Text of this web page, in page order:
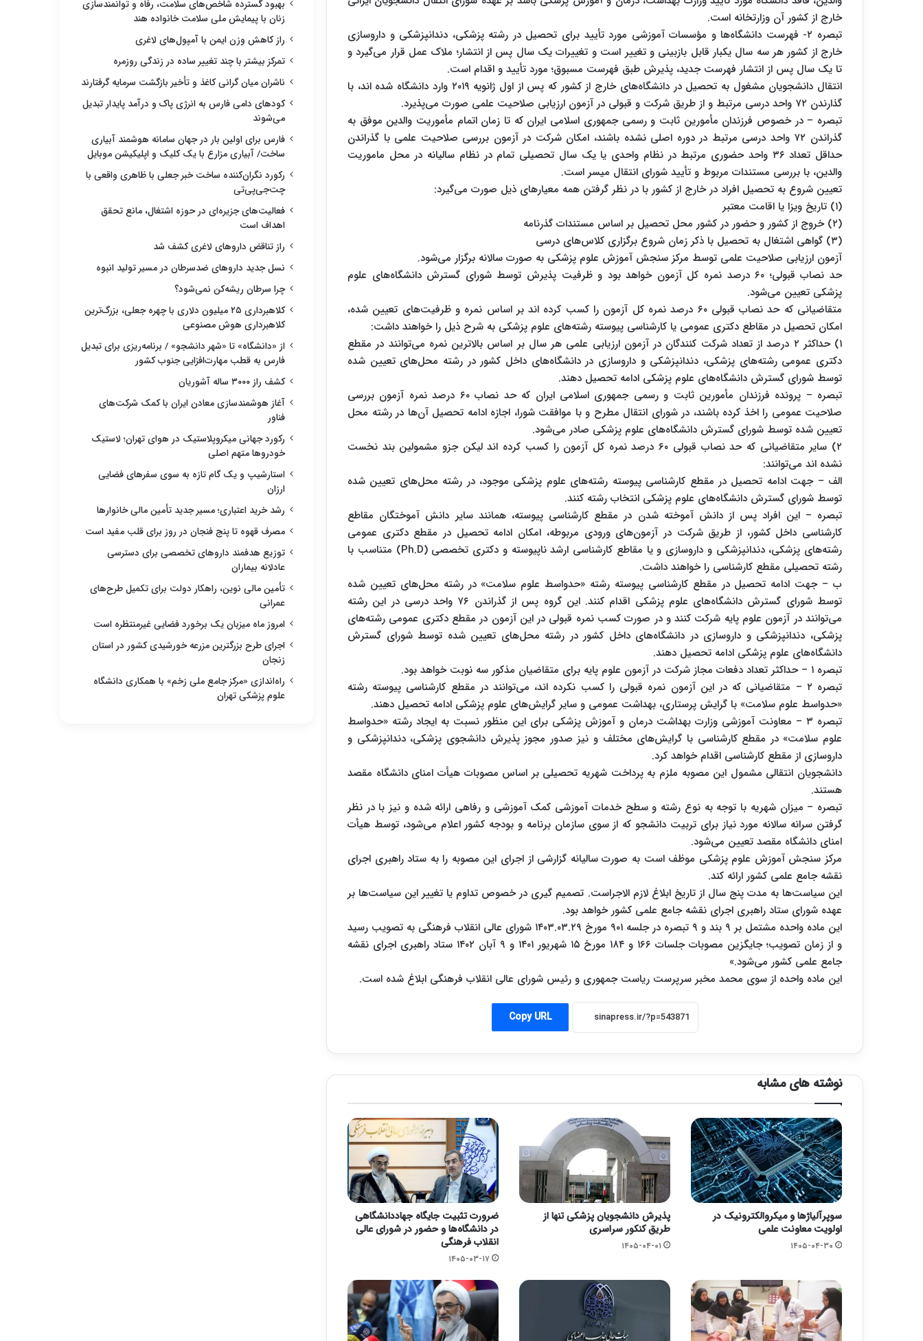
خارج از کشور آن وزارتخانه است.
تبصره ۲- فهرست دانشگاه‌ها و مؤسسات آموزشی مورد تأیید برای تحصیل در رشته پزشکی، دندانپزشکی و داروسازی
خارج از کشور هر سه سال یکبار قابل بازبینی و تغییر است و تغییرات یک سال پس از انتشار؛ ملاک عمل قرار می‌گیرد و
تا یک سال پس از انتشار فهرست جدید، پذیرش طبق فهرست مسبوق؛ مورد تأیید و اقدام است.
انتقال دانشجویان مشغول به تحصیل در دانشگاه‌های خارج از کشور که پس از اول ژانویه ۲۰۱۹ وارد دانشگاه شده اند، با
گذارندن ۷۲ واحد درسی مرتبط و از طریق شرکت و قبولی در آزمون ارزیابی صلاحیت علمی صورت می‌پذیرد.
تبصره – در خصوص فرزندان مأمورین ثابت و رسمی جمهوری اسلامی ایران که تا زمان اتمام مأموریت والدین موفق به
گذراندن ۷۲ واحد درسی مرتبط در دوره اصلی نشده باشند، امکان شرکت در آزمون بررسی صلاحیت علمی با گذراندن
حداقل تعداد ۳۶ واحد حضوری مرتبط در نظام واحدی یا یک سال تحصیلی تمام در نظام سالیانه در محل ماموریت
والدین، با بررسی مستندات مربوط و تأیید شورای انتقال میسر است.
تعیین شروع به تحصیل افراد در خارج از کشور با در نظر گرفتن همه معیار‌های ذیل صورت می‌گیرد:
(۱) تاریخ ویزا یا اقامت معتبر
(۲) خروج از کشور و حضور در کشور محل تحصیل بر اساس مستندات گذرنامه
(۳) گواهی اشتغال به تحصیل با ذکر زمان شروع برگزاری کلاس‌های درسی
آزمون ارزیابی صلاحیت علمی توسط مرکز سنجش آموزش علوم پزشکی به صورت سالانه برگزار می‌شود.
حد نصاب قبولی؛ ۶۰ درصد نمره کل آزمون خواهد بود و ظرفیت پذیرش توسط شورای گسترش دانشگاه‌های علوم
پزشکی تعیین می‌شود.
متقاضیانی که حد نصاب قبولی ۶۰ درصد نمره کل آزمون را کسب کرده اند بر اساس نمره و ظرفیت‌های تعیین شده،
امکان تحصیل در مقاطع دکتری عمومی یا کارشناسی پیوسته رشته‌های علوم پزشکی به شرح ذیل را خواهند داشت:
۱) حداکثر ۲ درصد از تعداد شرکت کنندگان در آزمون ارزیابی علمی هر سال بر اساس بالاترین نمره می‌توانند در مقطع
دکتری عمومی رشته‌های پزشکی، دندانپزشکی و داروسازی در دانشگاه‌های داخل کشور در رشته محل‌های تعیین شده
توسط شورای گسترش دانشگاه‌های علوم پزشکی ادامه تحصیل دهند.
تبصره – پرونده فرزندان مأمورین ثابت و رسمی جمهوری اسلامی ایران که حد نصاب ۶۰ درصد نمره آزمون بررسی
صلاحیت عمومی را اخذ کرده باشند، در شورای انتقال مطرح و با موافقت شورا، اجازه ادامه تحصیل آن‌ها در رشته محل
تعیین شده توسط شورای گسترش دانشگاه‌های علوم پزشکی صادر می‌شود.
۲) سایر متقاضیانی که حد نصاب قبولی ۶۰ درصد نمره کل آزمون را کسب کرده اند لیکن جزو مشمولین بند نخست
نشده اند می‌توانند:
الف – جهت ادامه تحصیل در مقطع کارشناسی پیوسته رشته‌های علوم پزشکی موجود، در رشته محل‌های تعیین شده
توسط شورای گسترش دانشگاه‌های علوم پزشکی انتخاب رشته کنند.
تبصره – این افراد پس از دانش آموخته شدن در مقطع کارشناسی پیوسته، همانند سایر دانش آموختگان مقاطع
کارشناسی داخل کشور، از طریق شرکت در آزمون‌های ورودی مربوطه، امکان ادامه تحصیل در مقطع دکتری عمومی
رشته‌های پزشکی، دندانپزشکی و داروسازی و یا مقاطع کارشناسی ارشد ناپیوسته و دکتری تخصصی (Ph.D) متناسب با
رشته تحصیلی مقطع کارشناسی را خواهند داشت.
ب – جهت ادامه تحصیل در مقطع کارشناسی پیوسته رشته «حدواسط علوم سلامت» در رشته محل‌های تعیین شده
توسط شورای گسترش دانشگاه‌های علوم پزشکی اقدام کنند. این گروه پس از گذراندن ۷۶ واحد درسی در این رشته
می‌توانند در آزمون علوم پایه شرکت کنند و در صورت کسب نمره قبولی در این آزمون در مقطع دکتری عمومی رشته‌های
پزشکی، دندانپزشکی و داروسازی در دانشگاه‌های داخل کشور در رشته محل‌های تعیین شده توسط شورای گسترش
دانشگاه‌های علوم پزشکی ادامه تحصیل دهند.
تبصره ۱ – حداکثر تعداد دفعات مجاز شرکت در آزمون علوم پایه برای متقاضیان مذکور سه نوبت خواهد بود.
تبصره ۲ – متقاضیانی که در این آزمون نمره قبولی را کسب نکرده اند، می‌توانند در مقطع کارشناسی پیوسته رشته
«حدواسط علوم سلامت» با گرایش پرستاری، بهداشت عمومی و سایر گرایش‌های علوم پزشکی ادامه تحصیل دهند.
تبصره ۳ – معاونت آموزشی وزارت بهداشت درمان و آموزش پزشکی برای این منظور نسبت به ایجاد رشته «حدواسط
علوم سلامت» در مقطع کارشناسی با گرایش‌های مختلف و نیز صدور مجوز پذیرش دانشجوی پزشکی، دندانپزشکی و
داروسازی از مقطع کارشناسی اقدام خواهد کرد.
دانشجویان انتقالی مشمول این مصوبه ملزم به پرداخت شهریه تحصیلی بر اساس مصوبات هیأت امنای دانشگاه مقصد
هستند.
تبصره – میزان شهریه با توجه به نوع رشته و سطح خدمات آموزشی کمک آموزشی و رفاهی ارائه شده و نیز با در نظر
گرفتن سرانه سالانه مورد نیاز برای تربیت دانشجو که از سوی سازمان برنامه و بودجه کشور اعلام می‌شود، توسط هیأت
امنای دانشگاه مقصد تعیین می‌شود.
مرکز سنجش آموزش علوم پزشکی موظف است به صورت سالیانه گزارشی از اجرای این مصوبه را به ستاد راهبری اجرای
نقشه جامع علمی کشور ارائه کند.
این سیاست‌ها به مدت پنج سال از تاریخ ابلاغ لازم الاجراست. تصمیم گیری در خصوص تداوم یا تغییر این سیاست‌ها بر
عهده شورای ستاد راهبری اجرای نقشه جامع علمی کشور خواهد بود.
این ماده واحده مشتمل بر ۹ بند و ۹ تبصره در جلسه ۹۰۱ مورخ ۱۴۰۳.۰۳.۲۹ شورای عالی انقلاب فرهنگی به تصویب رسید
و از زمان تصویب؛ جایگزین مصوبات جلسات ۱۶۶ و ۱۸۴ مورخ ۱۵ شهریور ۱۴۰۱ و ۹ آبان ۱۴۰۲ ستاد راهبری اجرای نقشه
جامع علمی کشور می‌شود.»
این ماده واحده از سوی محمد مخبر سرپرست ریاست جمهوری و رئیس شورای عالی انقلاب فرهنگی ابلاغ شده است.
Copy URL
نوشته های مشابه
سوپرآلیاژها و میکروالکترونیک در
اولویت معاونت علمی
۱۴۰۵-۰۴-۳۰
پذیرش دانشجویان پزشکی تنها از
طریق کنکور سراسری
۱۴۰۵-۰۴-۰۱
ضرورت تثبیت جایگاه جهاددانشگاهی
در دانشگاه‌ها و حضور در شورای عالی
انقلاب فرهنگی
۱۴۰۵-۰۳-۱۷
بهبود گسترده شاخص‌های سلامت، رفاه و توانمندسازی
زنان با پیمایش ملی سلامت خانواده هند
راز کاهش وزن ایمن با آمپول‌های لاغری
تمرکز بیشتر با چند تغییر ساده در زندگی روزمره
ناشران میان گرانی کاغذ و تأخیر بازگشت سرمایه گرفتارند
کودهای دامی فارس به انرژی پاک و درآمد پایدار تبدیل
می‌شوند
فارس برای اولین بار در جهان سامانه هوشمند آبیاری
ساخت/ آبیاری مزارع با یک کلیک و اپلیکیشن موبایل
رکورد نگران‌کننده ساخت خبر جعلی با ظاهری واقعی با
چت‌جی‌پی‌تی
فعالیت‌های جزیره‌ای در حوزه اشتغال، مانع تحقق
اهداف است
راز تناقض داروهای لاغری کشف شد
نسل جدید داروهای ضدسرطان در مسیر تولید انبوه
چرا سرطان ریشه‌کن نمی‌شود؟
کلاهبرداری ۲۵ میلیون دلاری با چهره جعلی، بزرگ‌ترین
کلاهبرداری هوش مصنوعی
از «دانشگاه» تا «شهر دانشجو» / برنامه‌ریزی برای تبدیل
فارس به قطب مهارت‌افزایی جنوب کشور
کشف راز ۳۰۰۰ ساله آشوریان
آغاز هوشمندسازی معادن ایران با کمک شرکت‌های
فناور
رکورد جهانی میکروپلاستیک در هوای تهران؛ لاستیک
خودروها متهم اصلی
استارشیپ و یک گام تازه به سوی سفرهای فضایی
ارزان
رشد خرید اعتباری؛ مسیر جدید تأمین مالی خانوارها
مصرف قهوه تا پنج فنجان در روز برای قلب مفید است
توزیع هدفمند داروهای تخصصی برای دسترسی
عادلانه بیماران
تأمین مالی نوین، راهکار دولت برای تکمیل طرح‌های
عمرانی
امروز ماه میزبان یک برخورد فضایی غیرمنتظره است
اجرای طرح بزرگترین مزرعه خورشیدی کشور در استان
زنجان
راه‌اندازی «مرکز جامع ملی زخم» با همکاری دانشگاه
علوم پزشکی تهران